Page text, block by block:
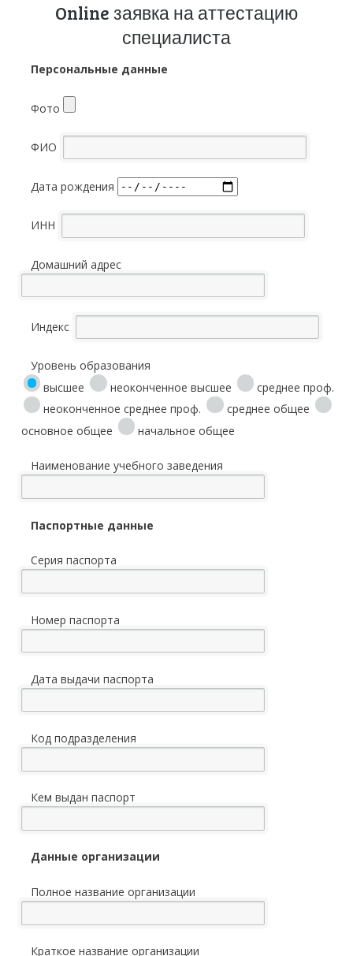
Online заявка на аттестацию
специалиста
Персональные данные
Фото
ФИО
Дата рождения
ИНН
Домашний адрес
Индекс
Уровень образования
высшее
неоконченное высшее
среднее проф.
неоконченное среднее проф.
среднее общее
основное общее
начальное общее
Наименование учебного заведения
Паспортные данные
Серия паспорта
Номер паспорта
Дата выдачи паспорта
Код подразделения
Кем выдан паспорт
Данные организации
Полное название организации
Краткое название организации